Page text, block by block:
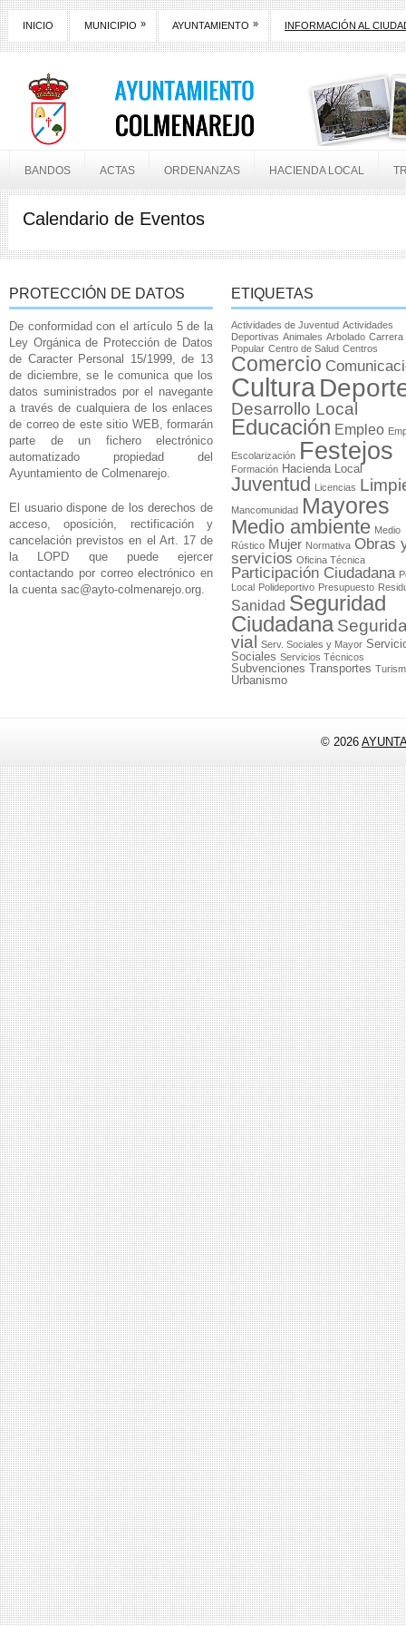
INICIO MUNICIPIO » AYUNTAMIENTO » INFORMACIÓN AL
BANDOS ACTAS ORDENANZAS HACIENDA LOCAL
Calendario de Eventos
PROTECCIÓN DE DATOS
De conformidad con el artículo 5 de la
Ley Orgánica de Protección de Datos
de Caracter Personal 15/1999, de 13
de diciembre, se le comunica que los
datos suministrados por el navegante
a través de cualquiera de los enlaces
de correo de este sitio WEB, formarán
parte de un fichero electrónico
automatizado propiedad del
Ayuntamiento de Colmenarejo.
El usuario dispone de los derechos de
acceso, oposición, rectificación y
cancelación previstos en el Art. 17 de
la LOPD que puede ejercer
contactando por correo electrónico en
la cuenta sac@ayto-colmenarejo.org.
ETIQUETAS
Actividades de Juventud Actividades
Deportivas Animales Arbolado Carrera
Popular Centro de Salud Centros
Comercio
Cultura
Desarrollo Local
Educación Empleo
Escolarización Festejos
Formación Hacienda Local
Juventud Licencias
Mancomunidad Mayores
Medio ambiente Medio
Rústico Mujer Normativa Obras
servicios Oficina Técnica
Participación Ciudadana
Local Polideportivo Presupuesto
Sanidad Seguridad
Ciudadana
vial
Serv. Sociales y Mayor
Sociales Servicios Técnicos
Subvenciones Transportes
Urbanismo
© 2026